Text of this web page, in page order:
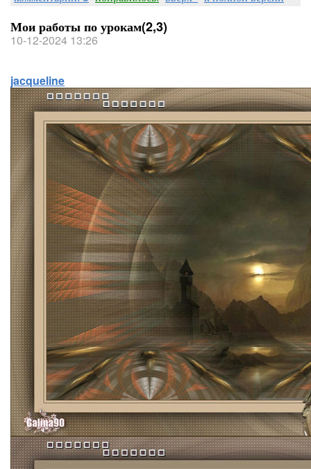
Мои работы по урокам(2,3)
10-12-2024 13:26
jacqueline